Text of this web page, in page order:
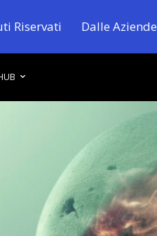
Riservati Dalle Aziende